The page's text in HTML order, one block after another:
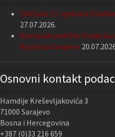
Održana 13. sjednica
27.07.2026.
Nastavak podrške Grada
Kantona Sarajevo
Osnovni kontakt
Hamdije Kreševljakovića 3
71000 Sarajevo
Bosna i Hercegovina
+387 (0)33 216 659